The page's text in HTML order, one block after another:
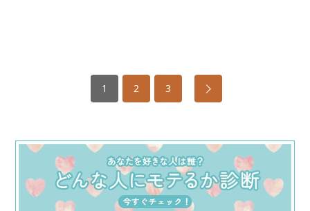
1 2 3